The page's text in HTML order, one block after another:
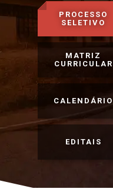
PROCESSO
SELETIVO
MATRIZ
CURRICULAR
CALENDÁRIO
EDITAIS